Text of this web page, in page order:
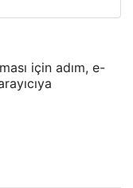
için adım, e-